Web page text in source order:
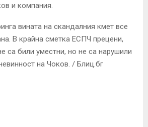
и компания.
вината на скандалния кмет все
В крайна сметка ЕСПЧ прецени,
са били уместни, но не са нарушили
на Чоков. / Блиц.бг